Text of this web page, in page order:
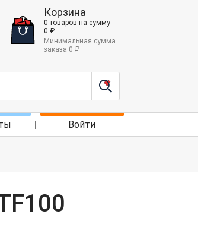
Корзина
0 товаров на сумму
0 ₽
Минимальная сумма
заказа 0 ₽
Войти